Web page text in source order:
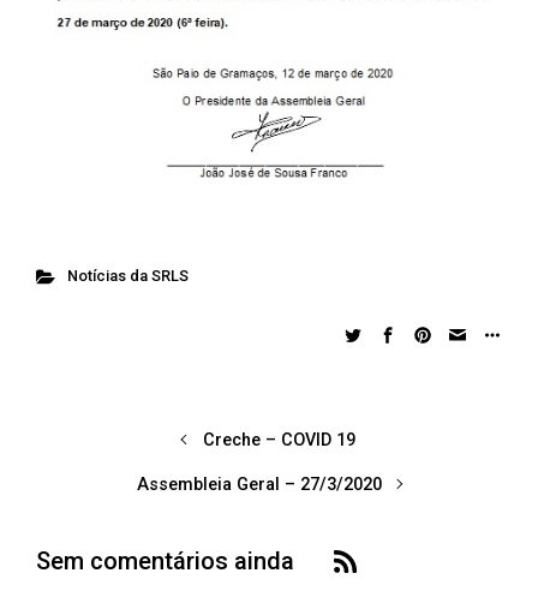
Notícias da SRLS
Creche – COVID 19
Assembleia Geral – 27/3/2020
Sem comentários ainda